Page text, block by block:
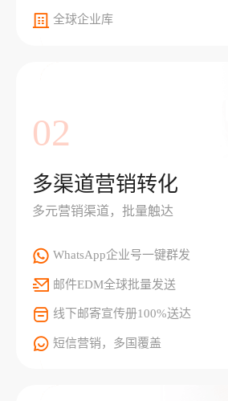
全球企业库
02
多渠道营销转化
多元营销渠道，批量触达
WhatsApp企业号一键群发
邮件EDM全球批量发送
线下邮寄宣传册100%送达
短信营销，多国覆盖